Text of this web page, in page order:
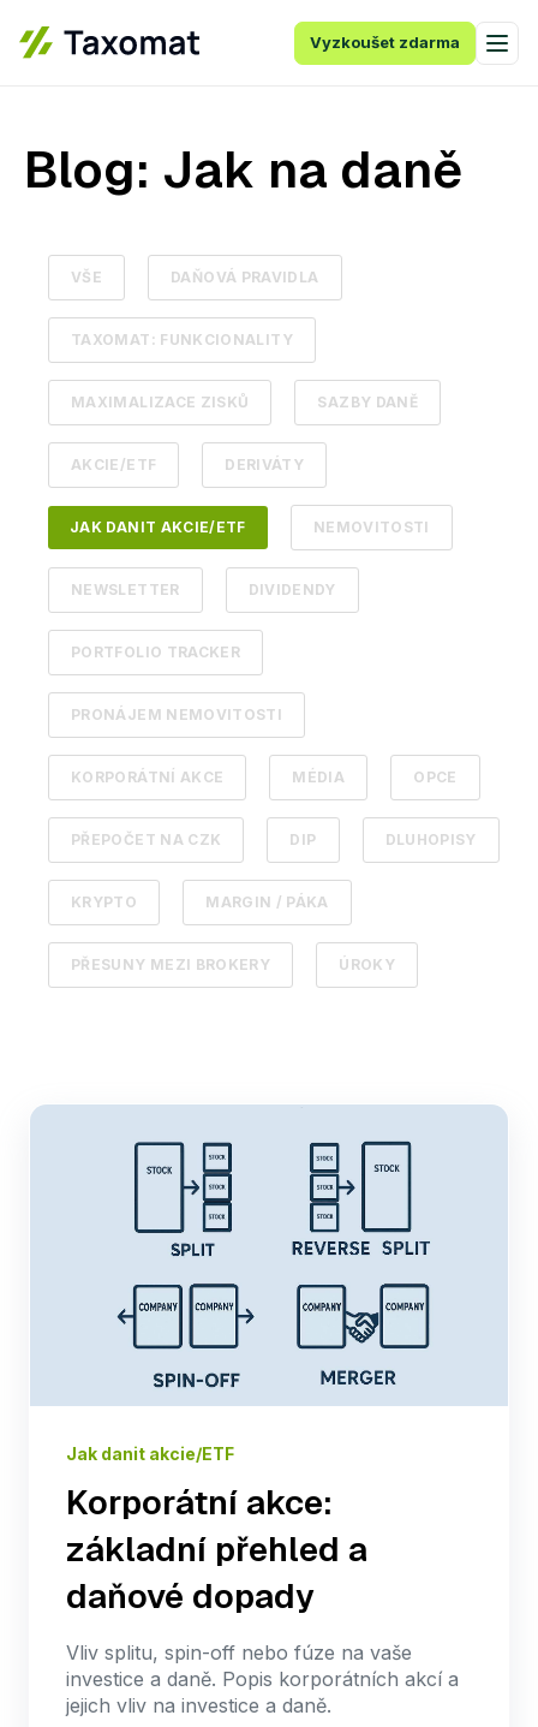
Blog: Jak na daně
VŠE DAŇOVÁ PRAVIDLA
TAXOMAT: FUNKCIONALITY
MAXIMALIZACE ZISKŮ SAZBY DANĚ
AKCIE/ETF DERIVÁTY
JAK DANIT AKCIE/ETF NEMOVITOSTI
NEWSLETTER DIVIDENDY
PORTFOLIO TRACKER
PRONÁJEM NEMOVITOSTI
KORPORÁTNÍ AKCE MÉDIA OPCE
PŘEPOČET NA CZK DIP DLUHOPISY
KRYPTO MARGIN / PÁKA
PŘESUNY MEZI BROKERY ÚROKY
Jak danit akcie/ETF
Korporátní akce:
základní přehled a
daňové dopady
Vliv splitu, spin-off nebo fúze na vaše
investice a daně. Popis korporátních akcí a
jejich vliv na investice a daně.
Vyzkoušet zdarma